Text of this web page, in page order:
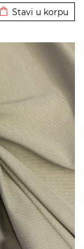
Stavi u korpu